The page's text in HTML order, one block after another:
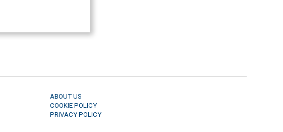
ABOUT US
COOKIE POLICY
PRIVACY POLICY